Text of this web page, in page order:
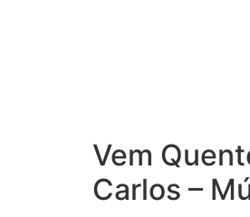
Vem
Carlos –